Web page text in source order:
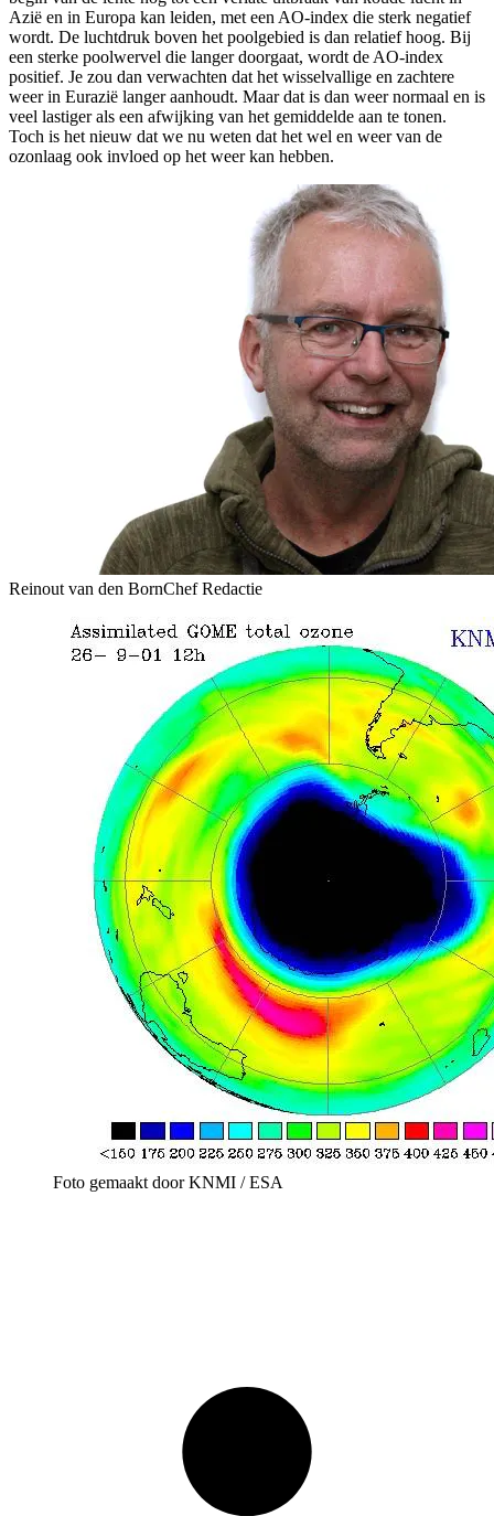
Azië en in Europa kan leiden, met een AO-index die sterk negatief
wordt. De luchtdruk boven het poolgebied is dan relatief hoog. Bij
een sterke poolwervel die langer doorgaat, wordt de AO-index
positief. Je zou dan verwachten dat het wisselvallige en zachtere
weer in Eurazië langer aanhoudt. Maar dat is dan weer normaal en is
veel lastiger als een afwijking van het gemiddelde aan te tonen.
Toch is het nieuw dat we nu weten dat het wel en weer van de
ozonlaag ook invloed op het weer kan hebben.
Reinout van den BornChef Redactie
Foto gemaakt door KNMI / ESA